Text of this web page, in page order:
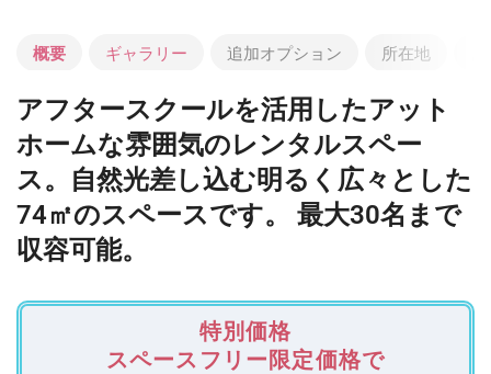
概要 ギャラリー 追加オプション 所在地
アフタースクールを活用したアット
ホームな雰囲気のレンタルスペー
ス。自然光差し込む明るく広々とした
74㎡のスペースです。 最大30名まで
収容可能。
特別価格
スペースフリー限定価格で